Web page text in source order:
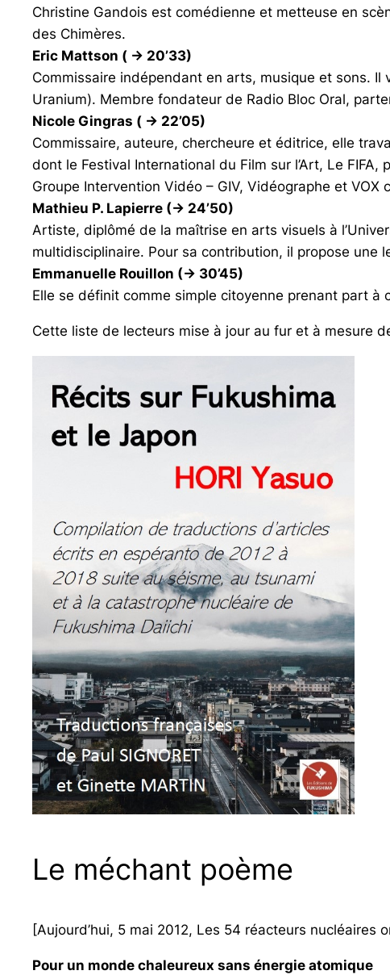
Christine Gandois est comédienne et metteuse en
des Chimères.
Eric Mattson ( -> 20’33)
Commissaire indépendant en arts, musique et sons.
Uranium). Membre fondateur de Radio Bloc Oral,
Nicole Gingras ( -> 22’05)
Commissaire, auteure, chercheure et éditrice, elle
dont le Festival International du Film sur l’Art, Le
Groupe Intervention Vidéo – GIV, Vidéographe et
Mathieu P. Lapierre (-> 24’50)
Artiste, diplômé de la maîtrise en arts visuels à
multidisciplinaire. Pour sa contribution, il propose une
Emmanuelle Rouillon (-> 30’45)
Elle se définit comme simple citoyenne prenant part à
Cette liste de lecteurs mise à jour au fur et à mesure
Le méchant poème
[Aujourd’hui, 5 mai 2012, Les 54 réacteurs
Pour un monde chaleureux sans énergie atomique